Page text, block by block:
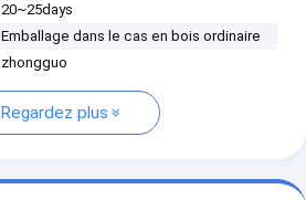
20~25days
Emballage dans le cas en bois ordinaire
zhongguo
Regardez plus